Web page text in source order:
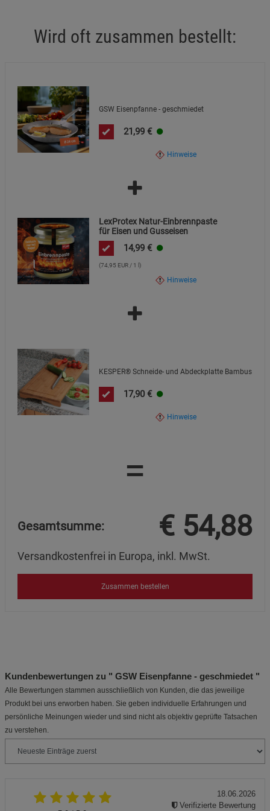
Wird oft zusammen bestellt:
GSW Eisenpfanne - geschmiedet
21,99 €
Hinweise
LexProtex Natur-Einbrennpaste
für Eisen und Gusseisen
14,99 €
(74,95 EUR / 1 l)
Hinweise
KESPER® Schneide- und Abdeckplatte Bambus
17,90 €
Hinweise
=
Gesamtsumme: € 54,88
Versandkostenfrei in Europa, inkl. MwSt.
Zusammen bestellen
Kundenbewertungen zu " GSW Eisenpfanne - geschmiedet "
Alle Bewertungen stammen ausschließlich von Kunden, die das jeweilige
Produkt bei uns erworben haben. Sie geben individuelle Erfahrungen und
persönliche Meinungen wieder und sind nicht als objektiv geprüfte Tatsachen
zu verstehen.
18.06.2026
Verifizierte Bewertung
Marketing Cookies (3) Marketing Cookies